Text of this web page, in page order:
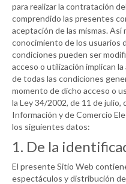
para realizar la contratación
comprendido las presentes
aceptación de las mismas. Así
conocimiento de los usuarios
condiciones pueden ser
acceso o utilización implican
de todas las condiciones
momento de dicho acceso o
la Ley 34/2002, de 11 de julio,
Información y de Comercio
los siguientes datos:
1. De la
El presente Sitio Web
espectáculos y distribución